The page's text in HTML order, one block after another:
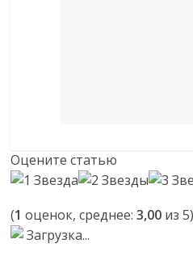
Оцените статью
(1 оценок, среднее:3,00 из 5)
Загрузка...